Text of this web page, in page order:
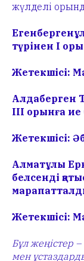
жүлделі
түрінен І
Жетекшісі:
Алдаберген
ІІІ орынға
Жетекшісі:
Алматұлы
белсенді
Жетекшісі:
Бұл жеңістер
мен